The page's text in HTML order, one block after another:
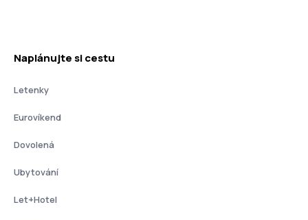
Naplánujte si cestu
Letenky
Eurovíkend
Dovolená
Ubytování
Let+Hotel